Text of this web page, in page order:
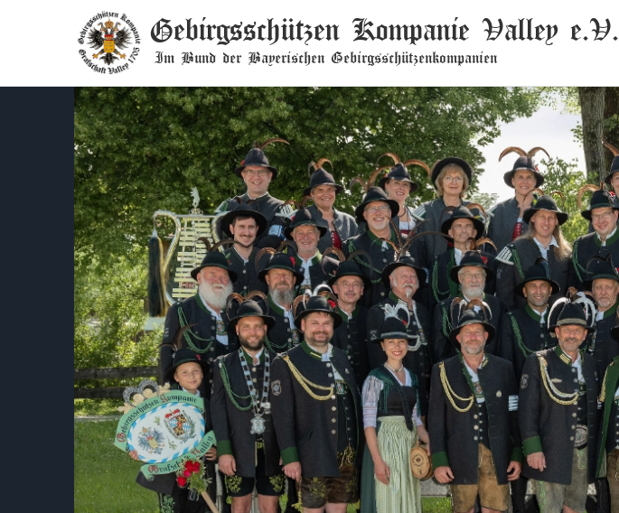
Gebirgsschützen Kompanie Valley e.V.
Im Bund der Bayerischen Gebirgsschützenkompanien